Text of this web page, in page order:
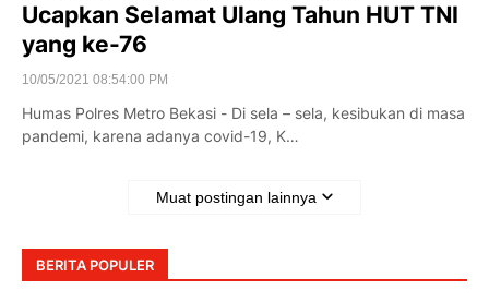
Ucapkan Selamat Ulang Tahun HUT TNI
yang ke-76
10/05/2021 08:54:00 PM
Humas Polres Metro Bekasi - Di sela – sela, kesibukan di masa
pandemi, karena adanya covid-19, K…
Muat postingan lainnya
BERITA POPULER